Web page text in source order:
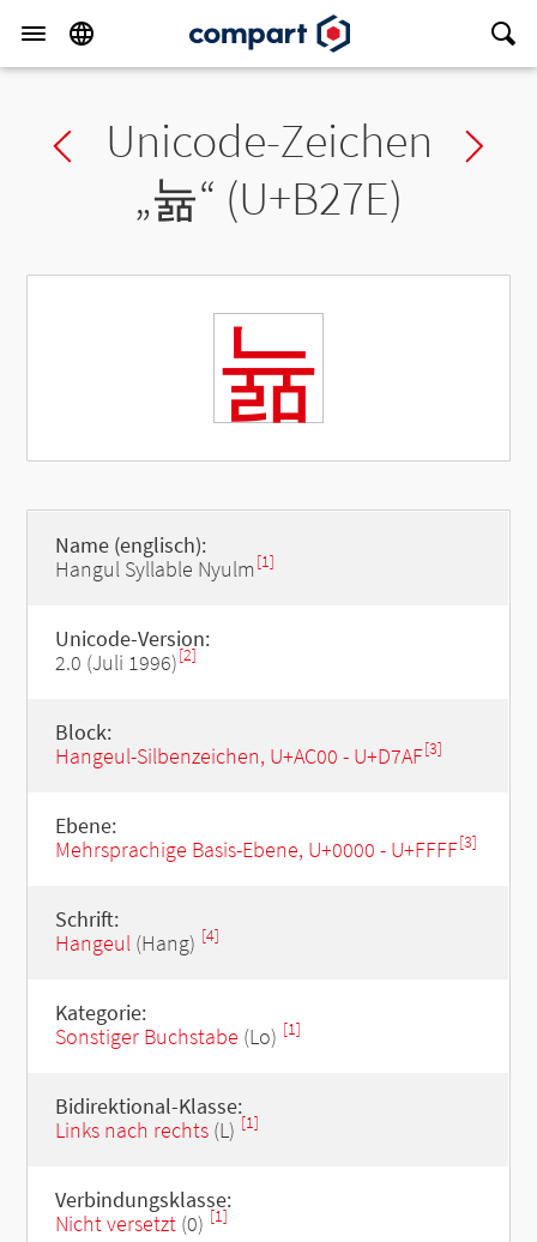
Previous char
Unicode-Zeichen
„뉾“ (U+B27E)
뉾
Name (englisch):
Hangul Syllable Nyulm [1]
Unicode-Version:
2.0 (Juli 1996)[2]
Block:
Hangeul-Silbenzeichen, U+AC00 - U+D7AF[3]
Ebene:
Mehrsprachige Basis-Ebene, U+0000 - U+FFFF[3]
Schrift:
Hangeul(Hang) [4]
Kategorie:
Sonstiger Buchstabe (Lo) [1]
Bidirektional-Klasse:
Links nach rechts(L) [1]
Verbindungsklasse:
Nicht versetzt(0) [1]